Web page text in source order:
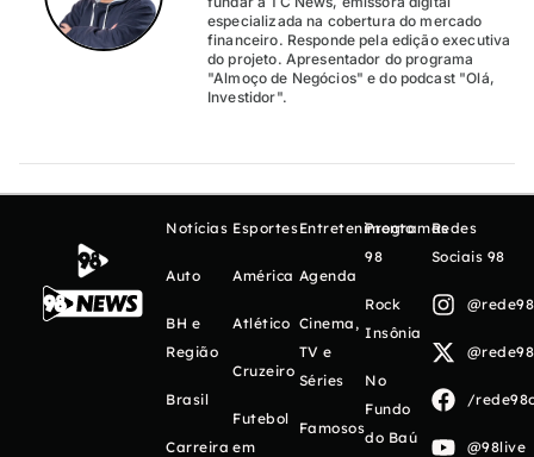
especializada na cobertura do mercado
financeiro. Responde pela edição executiva
do projeto. Apresentador do programa
"Almoço de Negócios" e do podcast "Olá,
Investidor".
Notícias
Auto
BH e
Região
Brasil
Carreira
Esportes
América
Atlético
Cruzeiro
Futebol
em
Entretenimento
Agenda
Cinema,
TV e
Séries
Famosos
Programas
98
Rock
Insônia
No
Fundo
do Baú
Redes
Sociais 98
/
@98live